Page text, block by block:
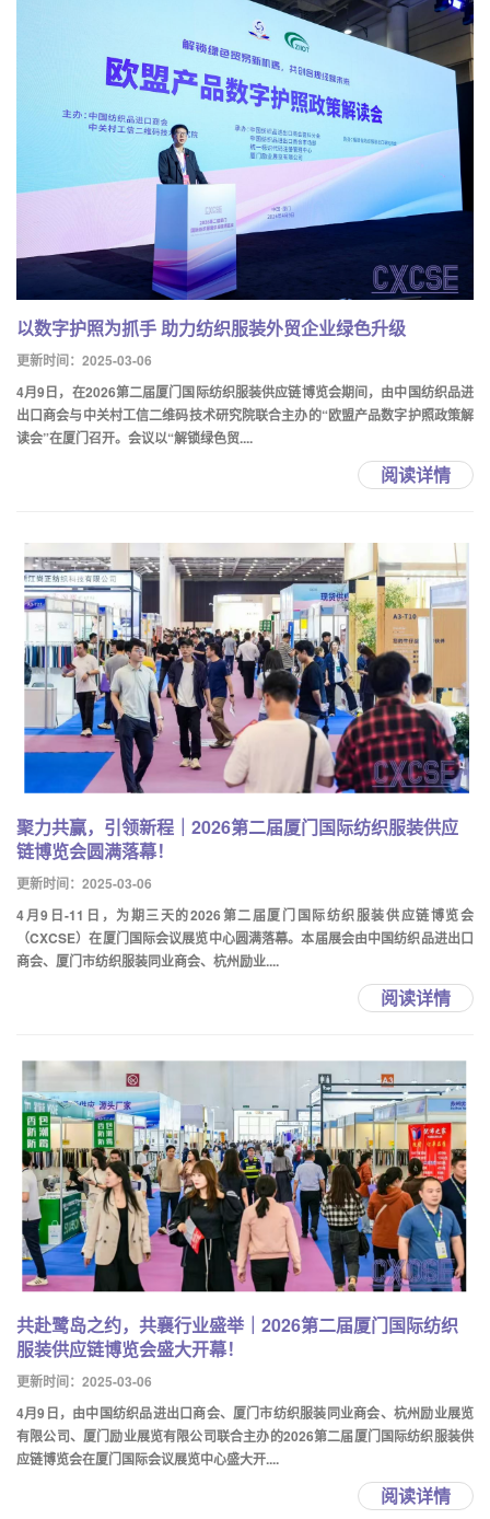
以数字护照为抓手 助力纺织服装外贸企业绿色升级
更新时间：2025-03-06
4月9日，在2026第二届厦门国际纺织服装供应链博览会期间，由中国纺织品进
出口商会与中关村工信二维码技术研究院联合主办的“欧盟产品数字护照政策解
读会”在厦门召开。会议以“解锁绿色贸....
阅读详情
聚力共赢，引领新程｜2026第二届厦门国际纺织服装供应
链博览会圆满落幕！
更新时间：2025-03-06
4月9日-11日，为期三天的2026第二届厦门国际纺织服装供应链博览会
（CXCSE）在厦门国际会议展览中心圆满落幕。本届展会由中国纺织品进出口
商会、厦门市纺织服装同业商会、杭州励业....
阅读详情
共赴鹭岛之约，共襄行业盛举｜2026第二届厦门国际纺织
服装供应链博览会盛大开幕！
更新时间：2025-03-06
4月9日，由中国纺织品进出口商会、厦门市纺织服装同业商会、杭州励业展览
有限公司、厦门励业展览有限公司联合主办的2026第二届厦门国际纺织服装供
应链博览会在厦门国际会议展览中心盛大开....
阅读详情